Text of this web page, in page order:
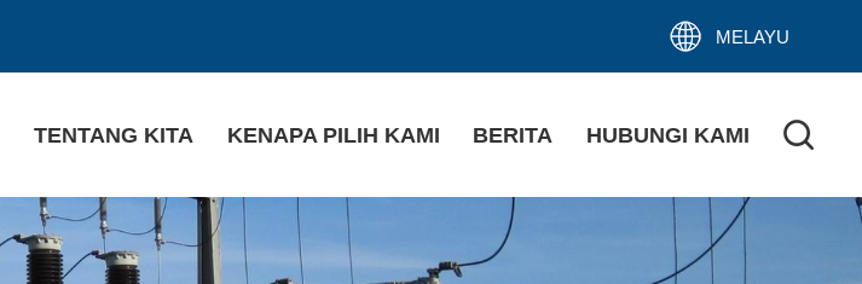
MELAYU
TENTANG KITA KENAPA PILIH KAMI BERITA HUBUNGI KAMI